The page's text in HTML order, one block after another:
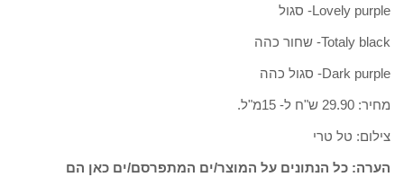
Lovely purple- סגול
Totaly black- שחור כהה
Dark purple- סגול כהה
מחיר: 29.90 ש"ח ל- 15מ"ל.
צילום: טל טרי
הערה: כל הנתונים על המוצר/ים המתפרסם/ים כאן הם